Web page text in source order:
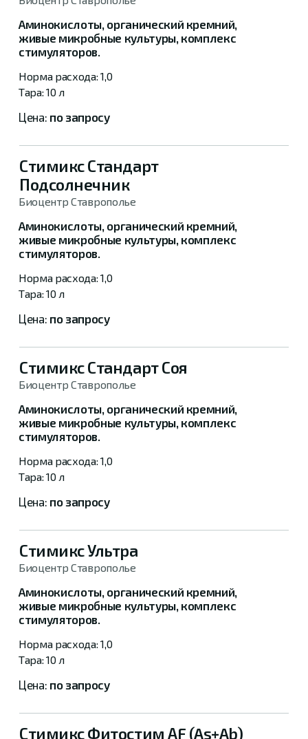
Аминокислоты, органический кремний,
живые микробные культуры, комплекс
стимуляторов.
1,0
10 л
по запросу
Стимикс Стандарт
Подсолнечник
Биоцентр Ставрополье
Аминокислоты, органический кремний,
живые микробные культуры, комплекс
стимуляторов.
1,0
10 л
по запросу
Стимикс Стандарт Соя
Биоцентр Ставрополье
Аминокислоты, органический кремний,
живые микробные культуры, комплекс
стимуляторов.
1,0
10 л
по запросу
Стимикс Ультра
Биоцентр Ставрополье
Аминокислоты, органический кремний,
живые микробные культуры, комплекс
стимуляторов.
1,0
10 л
по запросу
Стимикс Фитостим АF (As+Ab)